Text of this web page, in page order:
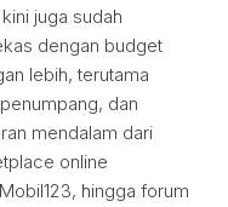
juga sudah
dengan budget
lebih, terutama
dan
mendalam dari
online
hingga forum